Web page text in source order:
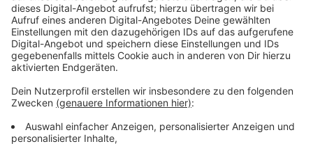
Wir benötigen Ihre
Zustimmung, um den YouTube
Video-Service zu laden!
Drittanbieters, um Videoinhalte